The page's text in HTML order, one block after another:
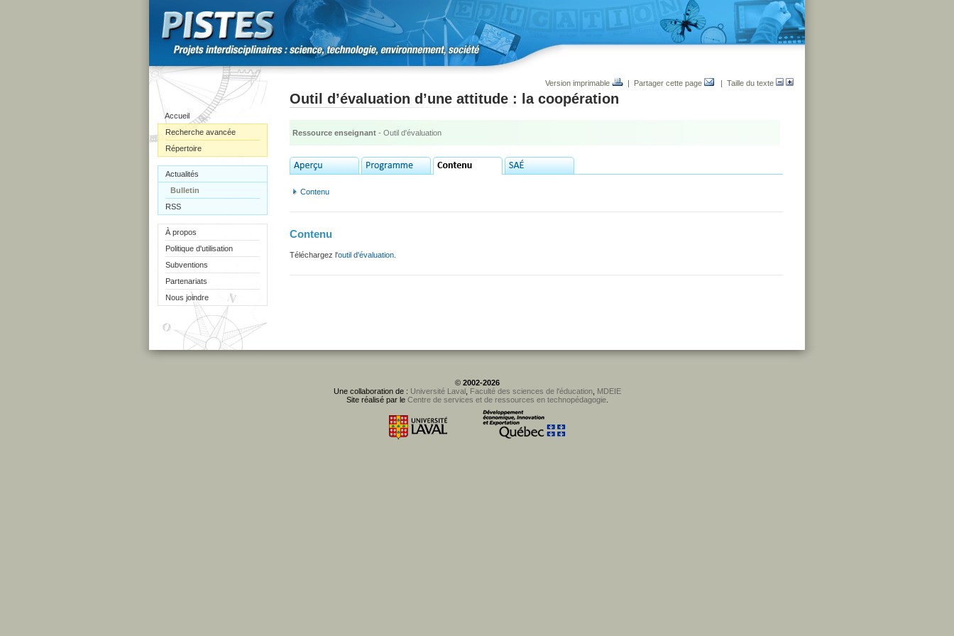
Accueil
Recherche avancée
Répertoire
Actualités
Bulletin
RSS
À propos
Politique d'utilisation
Subventions
Partenariats
Nous joindre
Version imprimable | Partager cette page | Taille du texte
Outil d’évaluation d’une attitude : la coopération
Ressource enseignant - Outil d'évaluation
Contenu
Contenu
Téléchargez l'outil d'évaluation
© 2002-2026
Une collaboration de : Université Laval, Faculté des sciences de l'éducation, MDEIE
Site réalisé par le Centre de services et de ressources en technopédagogie.